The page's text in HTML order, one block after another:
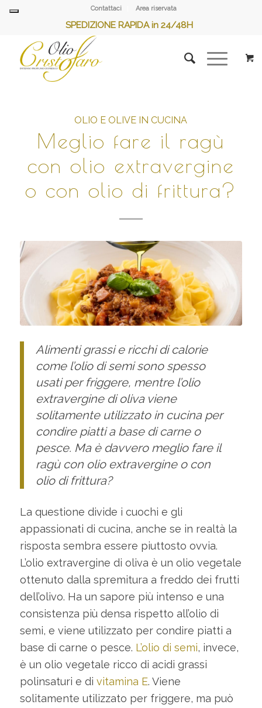
Contattaci Area riservata
SPEDIZIONE RAPIDA in 24/48H
OLIO E OLIVE IN CUCINA
Meglio fare il ragù
con olio extravergine
o con olio di frittura?
Alimenti grassi e ricchi di calorie
come l’olio di semi sono spesso
usati per friggere, mentre l’olio
extravergine di oliva viene
solitamente utilizzato in cucina per
condire piatti a base di carne o
pesce. Ma è davvero meglio fare il
ragù con olio extravergine o con
olio di frittura?
La questione divide i cuochi e gli
appassionati di cucina, anche se in realtà la
risposta sembra essere piuttosto ovvia.
L’olio extravergine di oliva è un olio vegetale
ottenuto dalla spremitura a freddo dei frutti
dell’olivo. Ha un sapore più intenso e una
consistenza più densa rispetto all’olio di
semi, e viene utilizzato per condire piatti a
base di carne o pesce. L’olio di semi, invece,
è un olio vegetale ricco di acidi grassi
polinsaturi e di vitamina E. Viene
solitamente utilizzato per friggere, ma può